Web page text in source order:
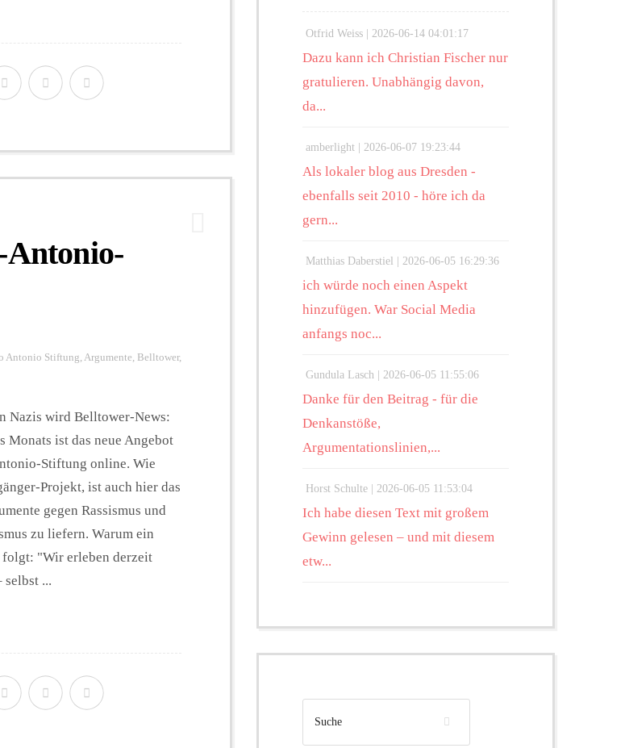
Antonio-
Antonio Stiftung, Argumente, Belltower,
Nazis wird Belltower-News:
Monats ist das neue Angebot
Stiftung online. Wie
Projekt, ist auch hier das
gegen Rassismus und
zu liefern. Warum ein
"Wir erleben derzeit
...
Otfrid Weiss | 2026-06-14 04:01:17
Dazu kann ich Christian Fischer nur
gratulieren. Unabhängig davon,
da...
amberlight | 2026-06-07 19:23:44
Als lokaler blog aus Dresden -
ebenfalls seit 2010 - höre ich da
gern...
Matthias Daberstiel | 2026-06-05 16:29:36
ich würde noch einen Aspekt
hinzufügen. War Social Media
anfangs noc...
Gundula Lasch | 2026-06-05 11:55:06
Danke für den Beitrag - für die
Denkanstöße,
Argumentationslinien,...
Horst Schulte | 2026-06-05 11:53:04
Ich habe diesen Text mit großem
Gewinn gelesen – und mit diesem
etw...